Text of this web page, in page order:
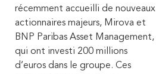
récemment accueilli de nouveaux
actionnaires majeurs, Mirova et
BNP Paribas Asset Management,
qui ont investi 200 millions
d’euros dans le groupe. Ces